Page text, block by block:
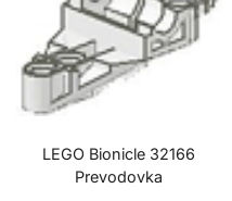
LEGO Bionicle 32166
Prevodovka